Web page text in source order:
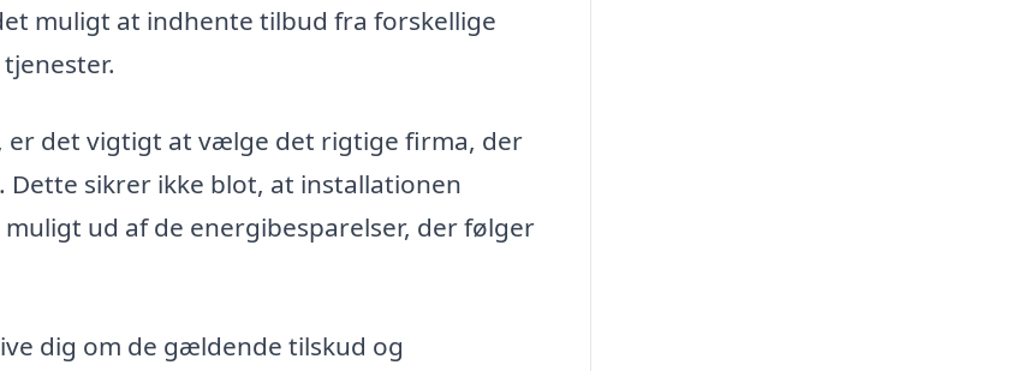
muligt at indhente tilbud fra forskellige
er det vigtigt at vælge det rigtige firma, der
sikrer ikke blot, at installationen
ud af de energibesparelser, der følger
dig om de gældende tilskud og